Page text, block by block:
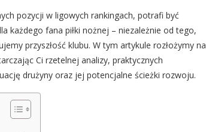
pozycji w ligowych rankingach, potrafi być
fana piłki nożnej – niezależnie od tego,
przyszłość klubu. W tym artykule rozłożymy na
Ci rzetelnej analizy, praktycznych
drużyny oraz jej potencjalne ścieżki rozwoju.